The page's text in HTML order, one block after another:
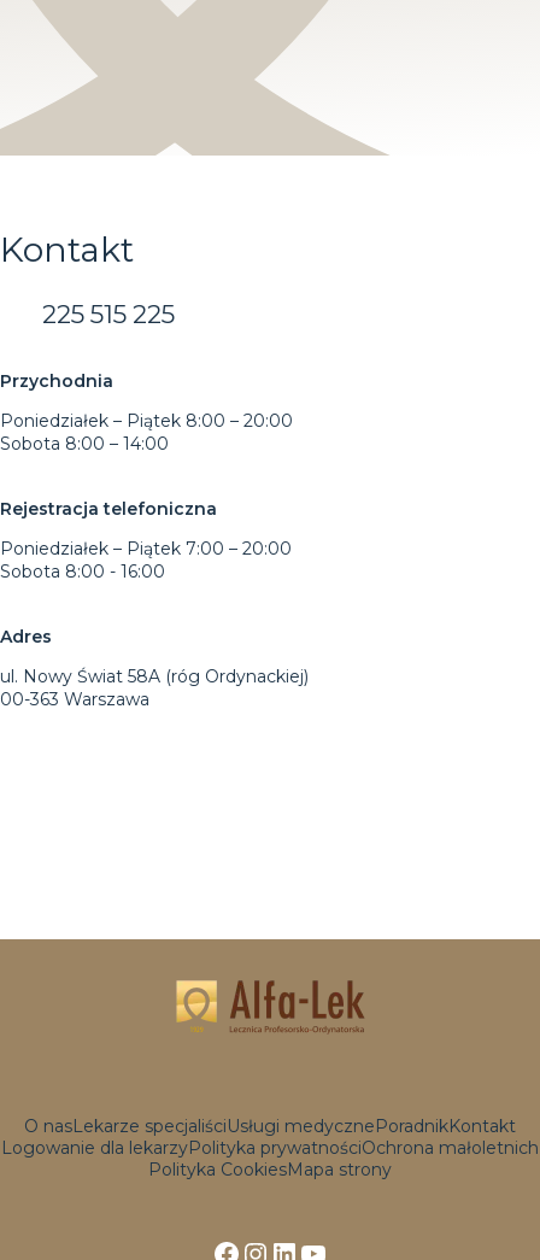
Kontakt
225 515 225
Przychodnia
Poniedziałek – Piątek 8:00 – 20:00
Sobota 8:00 – 14:00
Rejestracja telefoniczna
Poniedziałek – Piątek 7:00 – 20:00
Sobota 8:00 - 16:00
Adres
ul. Nowy Świat 58A (róg Ordynackiej)
00-363 Warszawa
O nasLekarze specjaliściUsługi medycznePoradnikKontakt
Logowanie dla lekarzyPolityka prywatnościOchrona małoletnich
Polityka CookiesMapa strony
Facebook
Instagram
LinkedIn
YouTube